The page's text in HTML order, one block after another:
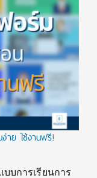
าย ใช้งานฟรี!
บการเรียนการ